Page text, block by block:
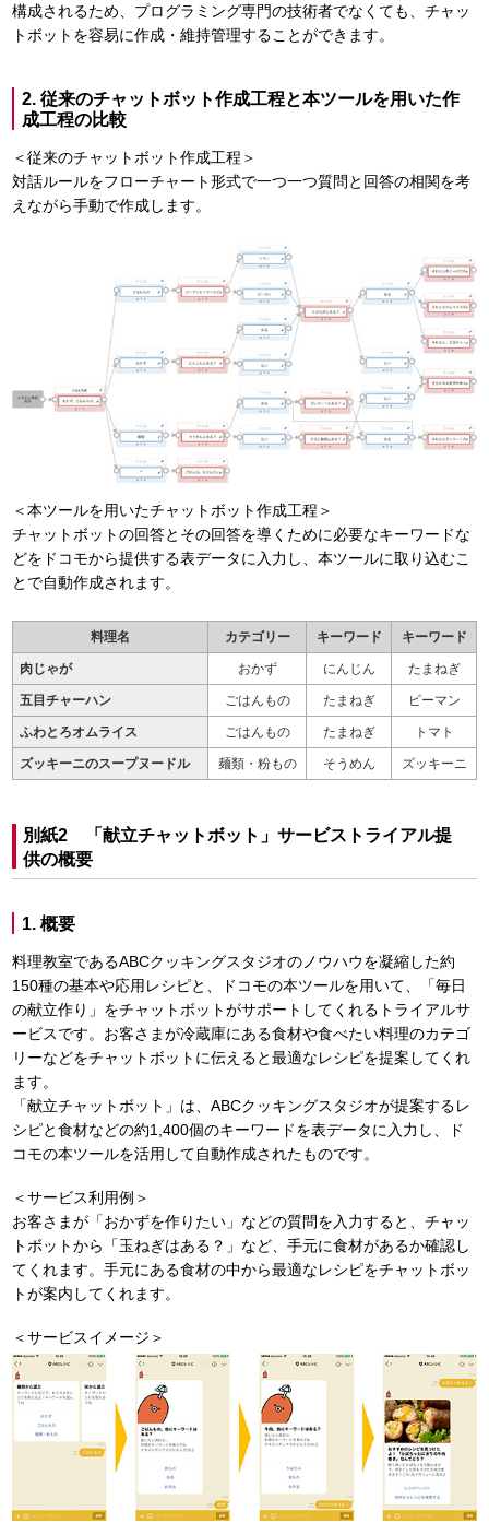
構成されるため、プログラミング専門の技術者でなくても、チャッ
トボットを容易に作成・維持管理することができます。
2. 従来のチャットボット作成工程と本ツールを用いた作
成工程の比較
＜従来のチャットボット作成工程＞
対話ルールをフローチャート形式で一つ一つ質問と回答の相関を考
えながら手動で作成します。
＜本ツールを用いたチャットボット作成工程＞
チャットボットの回答とその回答を導くために必要なキーワードな
どをドコモから提供する表データに入力し、本ツールに取り込むこ
とで自動作成されます。
料理名 カテゴリー キーワード キーワード
肉じゃが おかず にんじん たまねぎ
五目チャーハン ごはんもの たまねぎ ピーマン
ふわとろオムライス ごはんもの たまねぎ トマト
ズッキーニのスープヌードル 麺類・粉もの そうめん ズッキーニ
別紙2 「献立チャットボット」サービストライアル提
供の概要
1. 概要
料理教室であるABCクッキングスタジオのノウハウを凝縮した約
150種の基本や応用レシピと、ドコモの本ツールを用いて、「毎日
の献立作り」をチャットボットがサポートしてくれるトライアルサ
ービスです。お客さまが冷蔵庫にある食材や食べたい料理のカテゴ
リーなどをチャットボットに伝えると最適なレシピを提案してくれ
ます。
「献立チャットボット」は、ABCクッキングスタジオが提案するレ
シピと食材などの約1,400個のキーワードを表データに入力し、ド
コモの本ツールを活用して自動作成されたものです。
＜サービス利用例＞
お客さまが「おかずを作りたい」などの質問を入力すると、チャッ
トボットから「玉ねぎはある？」など、手元に食材があるか確認し
てくれます。手元にある食材の中から最適なレシピをチャットボッ
トが案内してくれます。
＜サービスイメージ＞